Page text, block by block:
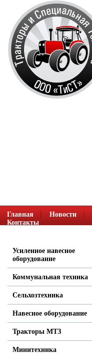
Главная Новости
Контакты
Усиленное навесное
оборудование
Коммунальная техника
Сельхозтехника
Навесное оборудование
Тракторы МТЗ
Минитехника